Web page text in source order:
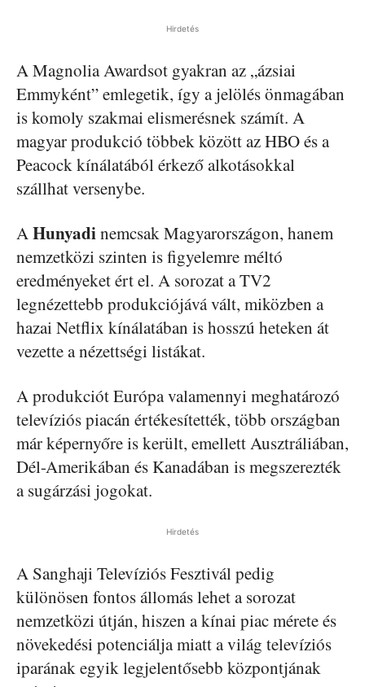
Hirdetés
A Magnolia Awardsot gyakran az „ázsiai
Emmyként” emlegetik, így a jelölés önmagában
is komoly szakmai elismerésnek számít. A
magyar produkció többek között az HBO és a
Peacock kínálatából érkező alkotásokkal
szállhat versenybe.
A Hunyadinemcsak Magyarországon, hanem
nemzetközi szinten is figyelemre méltó
eredményeket ért el. A sorozat a TV2
legnézettebb produkciójává vált, miközben a
hazai Netflix kínálatában is hosszú heteken át
vezette a nézettségi listákat.
A produkciót Európa valamennyi meghatározó
televíziós piacán értékesítették, több országban
már képernyőre is került, emellett Ausztráliában,
Dél-Amerikában és Kanadában is megszerezték
a sugárzási jogokat.
Hirdetés
A Sanghaji Televíziós Fesztivál pedig
különösen fontos állomás lehet a sorozat
nemzetközi útján, hiszen a kínai piac mérete és
növekedési potenciálja miatt a világ televíziós
iparának egyik legjelentősebb központjának